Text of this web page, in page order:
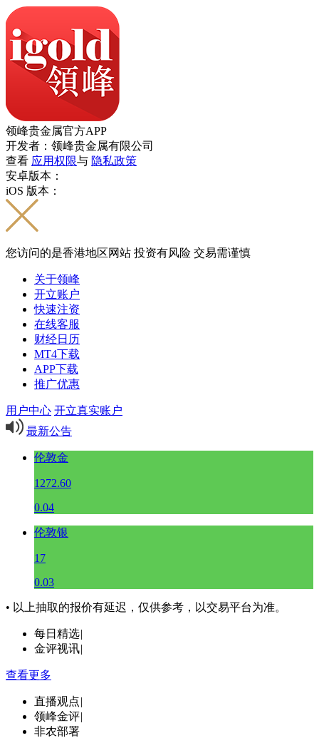
领峰贵金属官方APP
开发者：领峰贵金属有限公司
查看 应用权限与 隐私政策
安卓版本：
iOS 版本：
您访问的是香港地区网站 投资有风险 交易需谨慎
关于领峰
开立账户
快速注资
在线客服
财经日历
MT4下载
APP下载
推广优惠
用户中心 开立真实账户
最新公告
伦敦金
1272.60
0.04
伦敦银
17
0.03
• 以上抽取的报价有延迟，仅供参考，以交易平台为准。
每日精选|
金评视讯|
查看更多
直播观点|
领峰金评|
非农部署